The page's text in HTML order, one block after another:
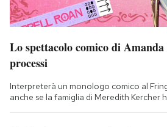
Lo spettacolo comico di
processi
Interpreterà un monologo comico al
anche se la famiglia di Meredith Kercher